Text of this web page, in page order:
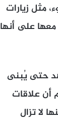
مثل زيارات
على أنها
حتى يُبنى
أن علاقات
لا تزال